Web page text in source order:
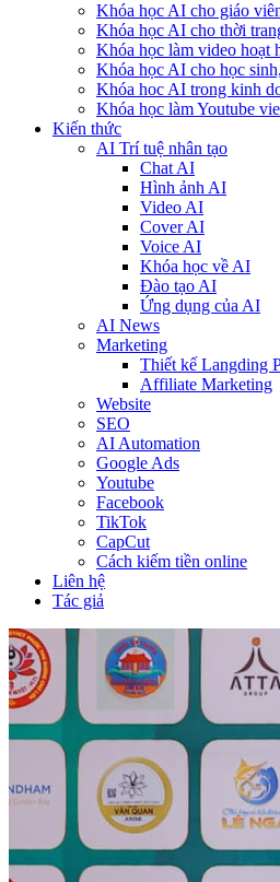
Khóa học AI cho giáo
Khóa học AI cho thời
Khóa học làm video hoạt
Khóa học AI cho học
Khóa hoc AI trong kinh
Khóa học làm Youtube
Kiến thức
AI Trí tuệ nhân tạo
Chat AI
Hình ảnh AI
Video AI
Cover AI
Voice AI
Khóa học về AI
Đào tạo AI
Ứng dụng của AI
AI News
Marketing
Thiết kế Langding
Affiliate Marketing
Website
SEO
AI Automation
Google Ads
Youtube
Facebook
TikTok
CapCut
Cách kiếm tiền online
Liên hệ
Tác giả